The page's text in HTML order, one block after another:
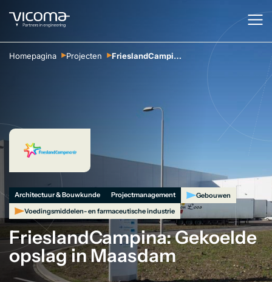
EN
Homepagina Projecten FrieslandCampina: Gekoelde opslag in Maasdam
Architectuur & Bouwkunde Projectmanagement
Gebouwen
Voedingsmiddelen- en farmaceutische industrie
FrieslandCampina: Gekoelde
opslag in Maasdam